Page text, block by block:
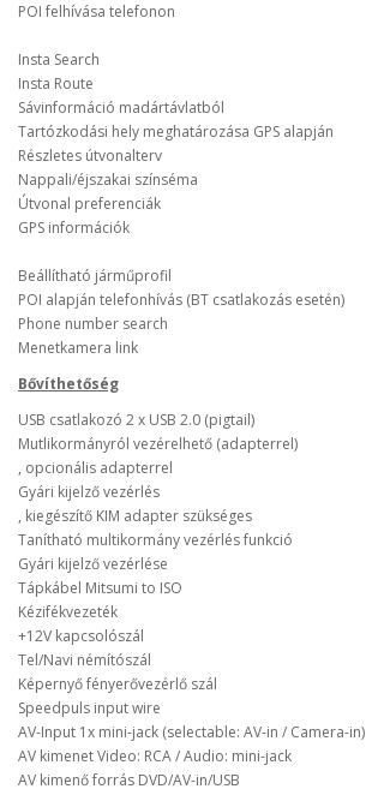
POI felhívása telefonon
Insta Search
Insta Route
Sávinformáció madártávlatból
Tartózkodási hely meghatározása GPS alapján
Részletes útvonalterv
Nappali/éjszakai színséma
Útvonal preferenciák
GPS információk
Beállítható járműprofil
POI alapján telefonhívás (BT csatlakozás esetén)
Phone number search
Menetkamera link
Bővíthetőség
USB csatlakozó 2 x USB 2.0 (pigtail)
Mutlikormányról vezérelhető (adapterrel)
, opcionális adapterrel
Gyári kijelző vezérlés
, kiegészítő KIM adapter szükséges
Tanítható multikormány vezérlés funkció
Gyári kijelző vezérlése
Tápkábel Mitsumi to ISO
Kézifékvezeték
+12V kapcsolószál
Tel/Navi némítószál
Képernyő fényerővezérlő szál
Speedpuls input wire
AV-Input 1x mini-jack (selectable: AV-in / Camera-in)
AV kimenet Video: RCA / Audio: mini-jack
AV kimenő forrás DVD/AV-in/USB